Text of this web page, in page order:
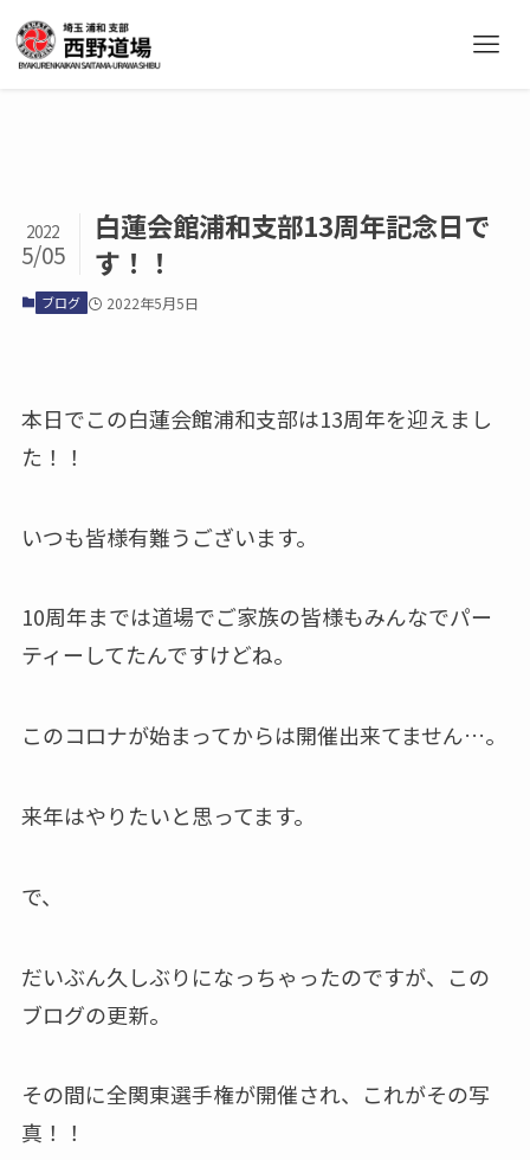
白蓮会館浦和支部13周年記念日で
す！！
2022
5/05
ブログ 2022年5月5日
本日でこの白蓮会館浦和支部は13周年を迎えまし
た！！
いつも皆様有難うございます。
10周年までは道場でご家族の皆様もみんなでパー
ティーしてたんですけどね。
このコロナが始まってからは開催出来てません…。
来年はやりたいと思ってます。
で、
だいぶん久しぶりになっちゃったのですが、この
ブログの更新。
その間に全関東選手権が開催され、これがその写
真！！